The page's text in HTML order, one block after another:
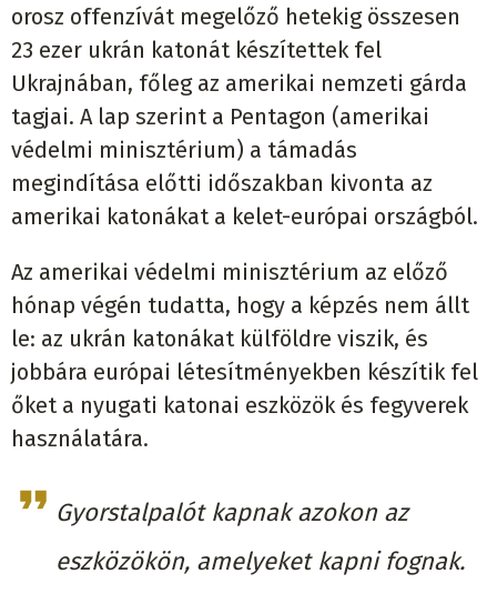
orosz offenzívát megelőző hetekig összesen
23 ezer ukrán katonát készítettek fel
Ukrajnában, főleg az amerikai nemzeti gárda
tagjai. A lap szerint a Pentagon (amerikai
védelmi minisztérium) a támadás
megindítása előtti időszakban kivonta az
amerikai katonákat a kelet-európai országból.
Az amerikai védelmi minisztérium az előző
hónap végén tudatta, hogy a képzés nem állt
le: az ukrán katonákat külföldre viszik, és
jobbára európai létesítményekben készítik fel
őket a nyugati katonai eszközök és fegyverek
használatára.
Gyorstalpalót kapnak azokon az
eszközökön, amelyeket kapni fognak.